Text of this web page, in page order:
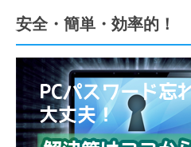
安全・簡単・効率的！